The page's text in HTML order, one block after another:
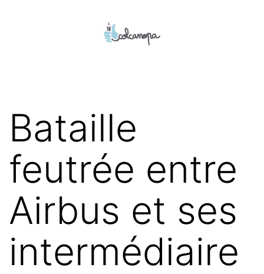
Bataille
feutrée entre
Airbus et ses
intermédiaire